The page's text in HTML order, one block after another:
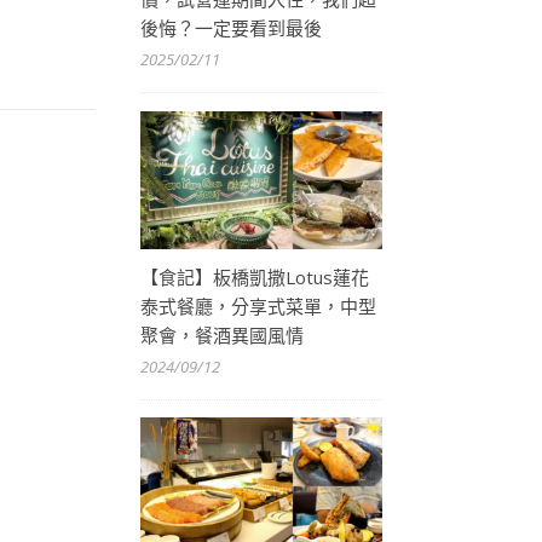
後悔？一定要看到最後
2025/02/11
【食記】板橋凱撒Lotus蓮花
泰式餐廳，分享式菜單，中型
聚會，餐酒異國風情
2024/09/12